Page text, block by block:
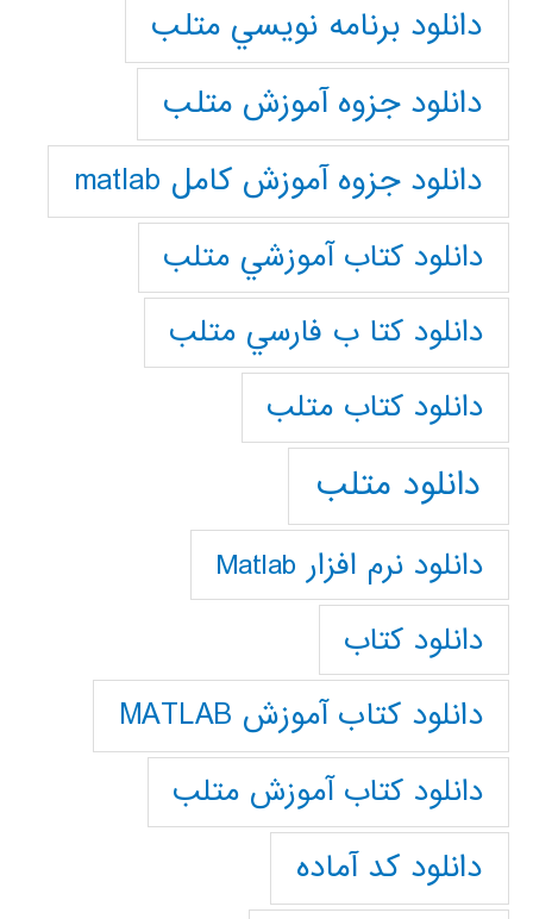
دانلود برنامه نويسي متلب
دانلود جزوه آموزش متلب
دانلود جزوه آموزش کامل matlab
دانلود كتاب آموزشي متلب
دانلود كتا ب فارسي متلب
دانلود كتاب متلب
دانلود متلب
دانلود نرم افزار Matlab
دانلود کتاب
دانلود کتاب آموزش MATLAB
دانلود کتاب آموزش متلب
دانلود کد آماده